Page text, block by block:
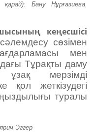
Бану Нұрғазиева,
кеңесшісі
сәлемдесу сөзімен
мен
Тұрақты даму
мерзімді
қол жеткізудегі
туралы
Эггер